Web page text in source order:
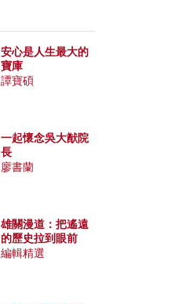
安心是人生最大的
寶庫
譚寶碩
一起懷念吳大猷院
長
廖書蘭
雄關漫道：把遙遠
的歷史拉到眼前
編輯精選